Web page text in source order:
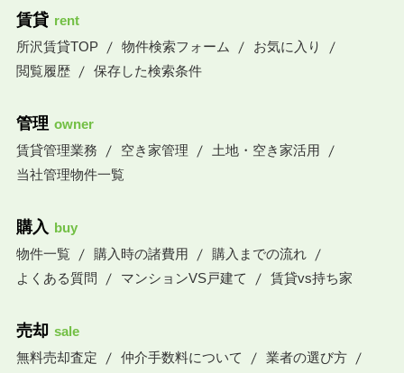
賃貸 rent
所沢賃貸TOP
物件検索フォーム
お気に入り
閲覧履歴
保存した検索条件
管理 owner
賃貸管理業務
空き家管理
土地・空き家活用
当社管理物件一覧
購入 buy
物件一覧
購入時の諸費用
購入までの流れ
よくある質問
マンションVS戸建て 賃貸vs持ち家
売却 sale
無料売却査定
仲介手数料について
業者の選び方